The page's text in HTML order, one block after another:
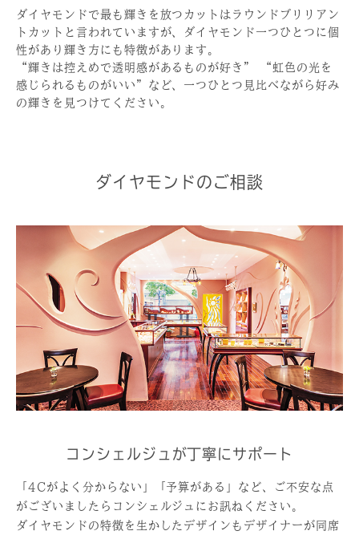
ダイヤモンドで最も輝きを放つカットはラウンドブリリアン
トカットと言われていますが、ダイヤモンド一つひとつに個
性があり輝き方にも特徴があります。
“輝きは控えめで透明感があるものが好き” “虹色の光を
感じられるものがいい”など、一つひとつ見比べながら好み
の輝きを見つけてください。
ダイヤモンドのご相談
コンシェルジュが丁寧にサポート
「4Cがよく分からない」「予算がある」など、ご不安な点
がございましたらコンシェルジュにお訊ねください。
ダイヤモンドの特徴を生かしたデザインもデザイナーが同席